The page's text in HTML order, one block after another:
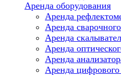
Аренда оборудования
Аренда
Аренда
Аренда
Аренда
Аренда
Аренда цифрового